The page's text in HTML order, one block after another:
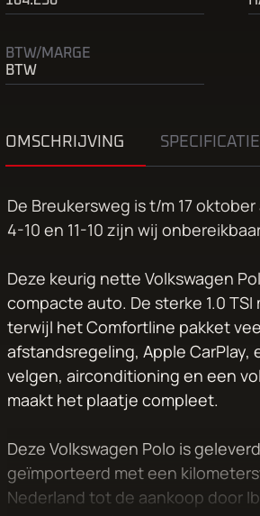
BTW/MARGE
BTW
OMSCHRIJVING
De Breukersweg is t/m 17
4-10 en 11-10 zijn wij
Deze keurig nette Volkswagen
compacte auto. De sterke 1.0
terwijl het Comfortline pakket
afstandsregeling, Apple
velgen, airconditioning en een
maakt het plaatje compleet.
Deze Volkswagen Polo is
geïmporteerd met een
Nederland tot de aankoop door